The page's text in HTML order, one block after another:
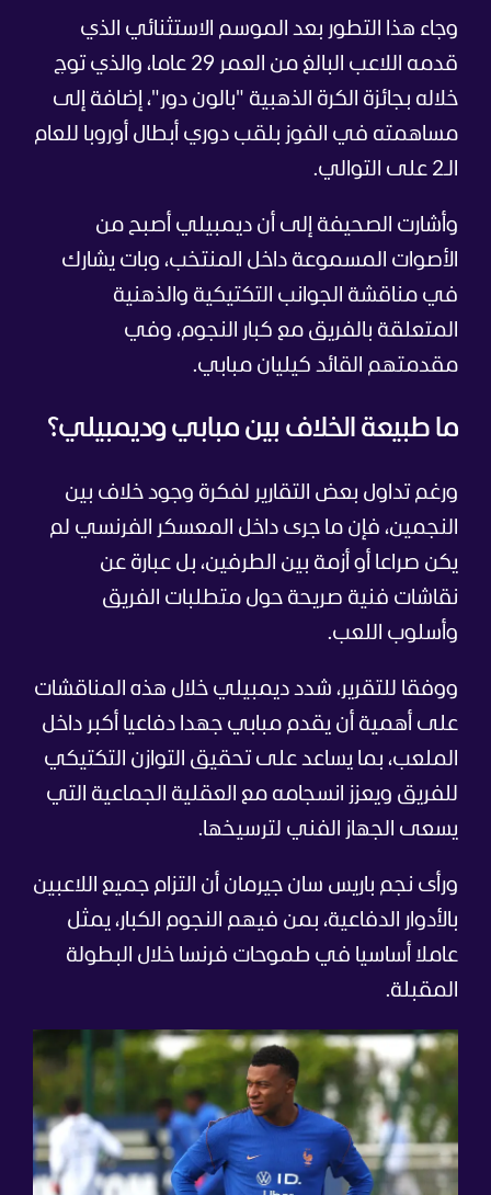
وجاء هذا التطور بعد الموسم الاستثنائي الذي
قدمه اللاعب البالغ من العمر 29 عاما، والذي توج
خلاله بجائزة الكرة الذهبية "بالون دور"، إضافة إلى
مساهمته في الفوز بلقب دوري أبطال أوروبا للعام
الـ2 على التوالي.
وأشارت الصحيفة إلى أن ديمبيلي أصبح من
الأصوات المسموعة داخل المنتخب، وبات يشارك
في مناقشة الجوانب التكتيكية والذهنية
المتعلقة بالفريق مع كبار النجوم، وفي
مقدمتهم القائد كيليان مبابي.
ما طبيعة الخلاف بين مبابي وديمبيلي؟
ورغم تداول بعض التقارير لفكرة وجود خلاف بين
النجمين، فإن ما جرى داخل المعسكر الفرنسي لم
يكن صراعا أو أزمة بين الطرفين، بل عبارة عن
نقاشات فنية صريحة حول متطلبات الفريق
وأسلوب اللعب.
ووفقا للتقرير، شدد ديمبيلي خلال هذه المناقشات
على أهمية أن يقدم مبابي جهدا دفاعيا أكبر داخل
الملعب، بما يساعد على تحقيق التوازن التكتيكي
للفريق ويعزز انسجامه مع العقلية الجماعية التي
يسعى الجهاز الفني لترسيخها.
ورأى نجم باريس سان جيرمان أن التزام جميع اللاعبين
بالأدوار الدفاعية، بمن فيهم النجوم الكبار، يمثل
عاملا أساسيا في طموحات فرنسا خلال البطولة
المقبلة.